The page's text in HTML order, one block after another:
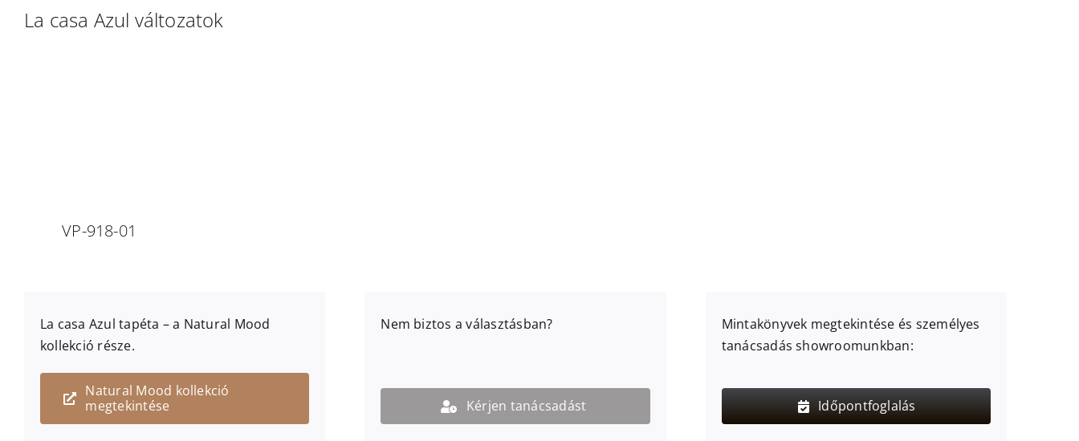
La casa Azul változatok
VP-918-01
La casa Azul tapéta – a Natural Mood
kollekció része.
Natural Mood kollekció
megtekintése
Nem biztos a választásban?
Kérjen tanácsadást
Mintakönyvek megtekintése és személyes
tanácsadás showroomunkban:
Időpontfoglalás